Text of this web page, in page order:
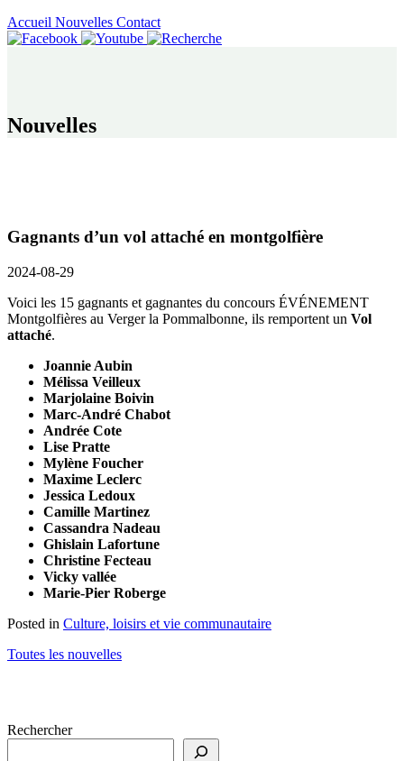
Accueil Nouvelles Contact
Nouvelles
Gagnants d’un vol attaché en montgolfière
2024-08-29
Voici les 15 gagnants et gagnantes du concours ÉVÉNEMENT
Montgolfières au Verger la Pommalbonne, ils remportent un Vol
attaché.
Joannie Aubin
Mélissa Veilleux
Marjolaine Boivin
Marc-André Chabot
Andrée Cote
Lise Pratte
Mylène Foucher
Maxime Leclerc
Jessica Ledoux
Camille Martinez
Cassandra Nadeau
Ghislain Lafortune
Christine Fecteau
Vicky vallée
Marie-Pier Roberge
Posted in Culture, loisirs et vie communautaire
Toutes les nouvelles
Rechercher